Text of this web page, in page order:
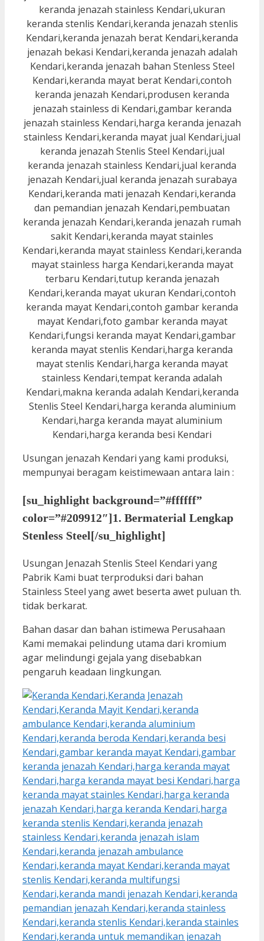
Usungan jenazah Kendari yang kami produksi,
mempunyai beragam keistimewaan antara lain :
[su_highlight background=”#ffffff”
color=”#209912″]1. Bermaterial Lengkap
Stenless Steel[/su_highlight]
Usungan Jenazah Stenlis Steel Kendari yang
Pabrik Kami buat terproduksi dari bahan
Stainless Steel yang awet beserta awet puluan th.
tidak berkarat.
Bahan dasar dan bahan istimewa Perusahaan
Kami memakai pelindung utama dari kromium
agar melindungi gejala yang disebabkan
pengaruh keadaan lingkungan.